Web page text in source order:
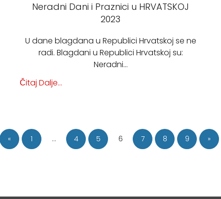
Neradni Dani i Praznici u HRVATSKOJ
2023
U dane blagdana u Republici Hrvatskoj se ne
radi. Blagdani u Republici Hrvatskoj su:
Neradni…
Čitaj Dalje...
« 1 … 4 5 6 7 8 9 »